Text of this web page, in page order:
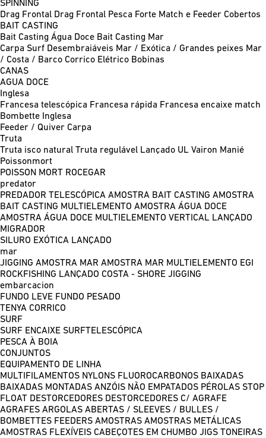
SPINNING
Drag Frontal Drag Frontal Pesca Forte Match e Feeder Cobertos
BAIT CASTING
Bait Casting Água Doce Bait Casting Mar
Carpa Surf Desembraiáveis Mar / Exótica / Grandes peixes Mar
/ Costa / Barco Corrico Elétrico Bobinas
CANAS
AGUA DOCE
Inglesa
Francesa telescópica Francesa rápida Francesa encaixe match
Bombette Inglesa
Feeder / Quiver Carpa
Truta
Truta isco natural Truta regulável Lançado UL Vairon Manié
Poissonmort
POISSON MORT ROCEGAR
predator
PREDADOR TELESCÓPICA AMOSTRA BAIT CASTING AMOSTRA
BAIT CASTING MULTIELEMENTO AMOSTRA ÁGUA DOCE
AMOSTRA ÁGUA DOCE MULTIELEMENTO VERTICAL LANÇADO
MIGRADOR
SILURO EXÓTICA LANÇADO
mar
JIGGING AMOSTRA MAR AMOSTRA MAR MULTIELEMENTO EGI
ROCKFISHING LANÇADO COSTA - SHORE JIGGING
embarcacion
FUNDO LEVE FUNDO PESADO
TENYA CORRICO
SURF
SURF ENCAIXE SURFTELESCÓPICA
PESCA À BOIA
CONJUNTOS
EQUIPAMENTO DE LINHA
MULTIFILAMENTOS NYLONS FLUOROCARBONOS BAIXADAS
BAIXADAS MONTADAS ANZÓIS NÃO EMPATADOS PÉROLAS STOP
FLOAT DESTORCEDORES DESTORCEDORES C/ AGRAFE
AGRAFES ARGOLAS ABERTAS / SLEEVES / BULLES /
BOMBETTES FEEDERS AMOSTRAS AMOSTRAS METÁLICAS
AMOSTRAS FLEXÍVEIS CABEÇOTES EM CHUMBO JIGS TONEIRAS